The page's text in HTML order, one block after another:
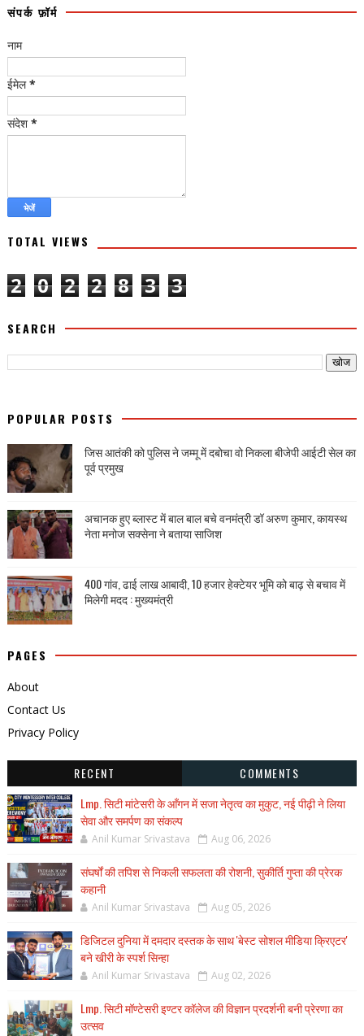
संपर्क फ़ॉर्म
नाम
ईमेल*
संदेश *
TOTAL VIEWS
2 0 2 2 8 3 3
SEARCH
POPULAR POSTS
जिस आतंकी को पुलिस ने जम्मू में दबोचा वो निकला बीजेपी आईटी सेल का
पूर्व प्रमुख
अचानक हुए ब्लास्ट में बाल बाल बचे वनमंत्री डॉ अरुण कुमार, कायस्थ
नेता मनोज सक्सेना ने बताया साजिश
400 गांव, ढाई लाख आबादी, 10 हजार हेक्टेयर भूमि को बाढ़ से बचाव में
मिलेगी मदद : मुख्यमंत्री
PAGES
About
Contact Us
Privacy Policy
RECENT
COMMENTS
Lmp. सिटी मांटेसरी के आँगन में सजा नेतृत्व का मुकुट, नई पीढ़ी ने लिया
सेवा और समर्पण का संकल्प
Anil Kumar Srivastava Aug 06, 2026
संघर्षों की तपिश से निकली सफलता की रोशनी, सुकीर्ति गुप्ता की प्रेरक
कहानी
Anil Kumar Srivastava Aug 05, 2026
डिजिटल दुनिया में दमदार दस्तक के साथ 'बेस्ट सोशल मीडिया क्रिएटर'
बने खीरी के स्पर्श सिन्हा
Anil Kumar Srivastava Aug 02, 2026
Lmp. सिटी मॉण्टेसरी इण्टर कॉलेज की विज्ञान प्रदर्शनी बनी प्रेरणा का
उत्सव